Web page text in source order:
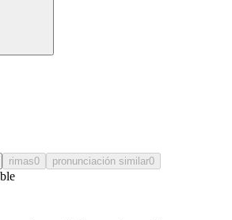
rimas0 pronunciación similar0